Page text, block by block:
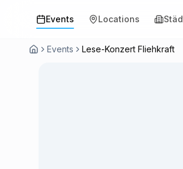
Events Locations
Events Lese-Konzert Fliehkraft